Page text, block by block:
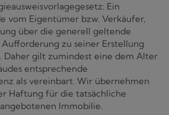
Ein
vom Eigentümer bzw. Verkäufer,
über die generell geltende
zu seiner Erstellung
Daher gilt zumindest eine dem Alter
entsprechende
als vereinbart. Wir übernehmen
Haftung für die tatsächliche
Immobilie.